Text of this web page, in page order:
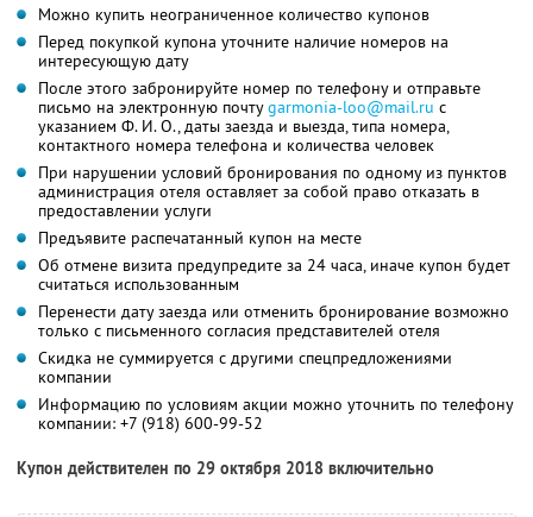
Можно купить неограниченное количество купонов
Перед покупкой купона уточните наличие номеров на
интересующую дату
После этого забронируйте номер по телефону и отправьте
письмо на электронную почтуgarmonia-loo@mail.ru с
указанием Ф. И. О.,даты заезда и выезда, типа номера,
контактного номера телефона и количества человек
При нарушении условий бронирования по одному из пунктов
администрация отеля оставляет за собой право отказать в
предоставлении услуги
Предъявите распечатанный купон на месте
Об отмене визита предупредите за 24 часа, иначе купон будет
считаться использованным
Перенести дату заезда или отменить бронирование возможно
только с письменного согласия представителей отеля
Скидка не суммируется с другими спецпредложениями
компании
Информацию по условиям акции можно уточнить по телефону
компании: +7 (918) 600-99-52
Купон действителен по 29 октября 2018 включительно